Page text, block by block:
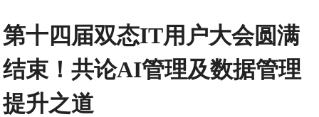
第十四届双态IT用户大会圆满
结束！共论AI管理及数据管理
提升之道